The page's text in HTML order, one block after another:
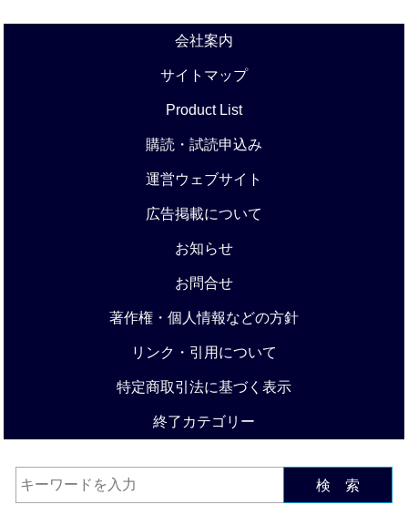
会社案内
サイトマップ
Product List
購読・試読申込み
運営ウェブサイト
広告掲載について
お知らせ
お問合せ
著作権・個人情報などの方針
リンク・引用について
特定商取引法に基づく表示
終了カテゴリー
検 索